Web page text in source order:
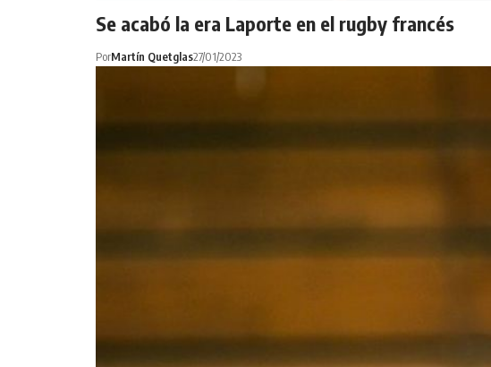
Se acabó la era Laporte en el rugby francés
PorMartín Quetglas27/01/2023